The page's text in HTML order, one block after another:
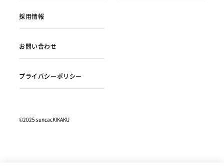
採用情報
お問い合わせ
プライバシーポリシー
©2025 suncacKIKAKU